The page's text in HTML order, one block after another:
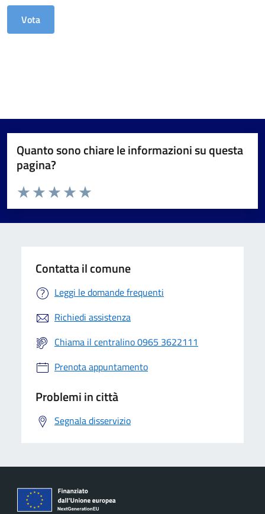
Quanto sono chiare le informazioni su questa
pagina?
Valuta da 1 a 5 stelle la pagina
Valuta 5 stelle su 5
Valuta 4 stelle su 5
Valuta 3 stelle su 5
Valuta 2 stelle su 5
Valuta 1 stelle su 5
Contatta il comune
Leggi le domande frequenti
Richiedi assistenza
Chiama il centralino 0965 3622111
Prenota appuntamento
Problemi in città
Segnala disservizio